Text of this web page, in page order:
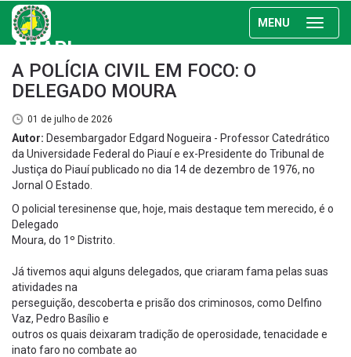
MENU
AMAPI
A POLÍCIA CIVIL EM FOCO: O
DELEGADO MOURA
01 de julho de 2026
Autor: Desembargador Edgard Nogueira - Professor Catedrático
da Universidade Federal do Piauí e ex-Presidente do Tribunal de
Justiça do Piauí publicado no dia 14 de dezembro de 1976, no
Jornal O Estado.
O policial teresinense que, hoje, mais destaque tem merecido, é o
Delegado
Moura, do 1º Distrito.
Já tivemos aqui alguns delegados, que criaram fama pelas suas
atividades na
perseguição, descoberta e prisão dos criminosos, como Delfino
Vaz, Pedro Basílio e
outros os quais deixaram tradição de operosidade, tenacidade e
inato faro no combate ao